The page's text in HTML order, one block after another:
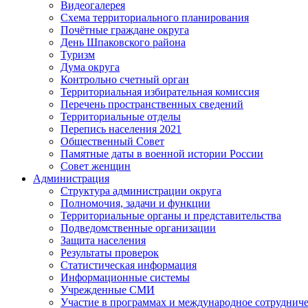
Видеогалерея
Схема территориального планирования
Почётные граждане округа
День Шпаковского района
Туризм
Дума округа
Контрольно счетный орган
Территориальная избирательная комиссия
Перечень пространственных сведений
Территориальные отделы
Перепись населения 2021
Общественный Совет
Памятные даты в военной истории России
Совет женщин
Администрация
Структура администрации округа
Полномочия, задачи и функции
Территориальные органы и представительства
Подведомственные организации
Защита населения
Результаты проверок
Статистическая информация
Информационные системы
Учрежденные СМИ
Участие в программах и международное